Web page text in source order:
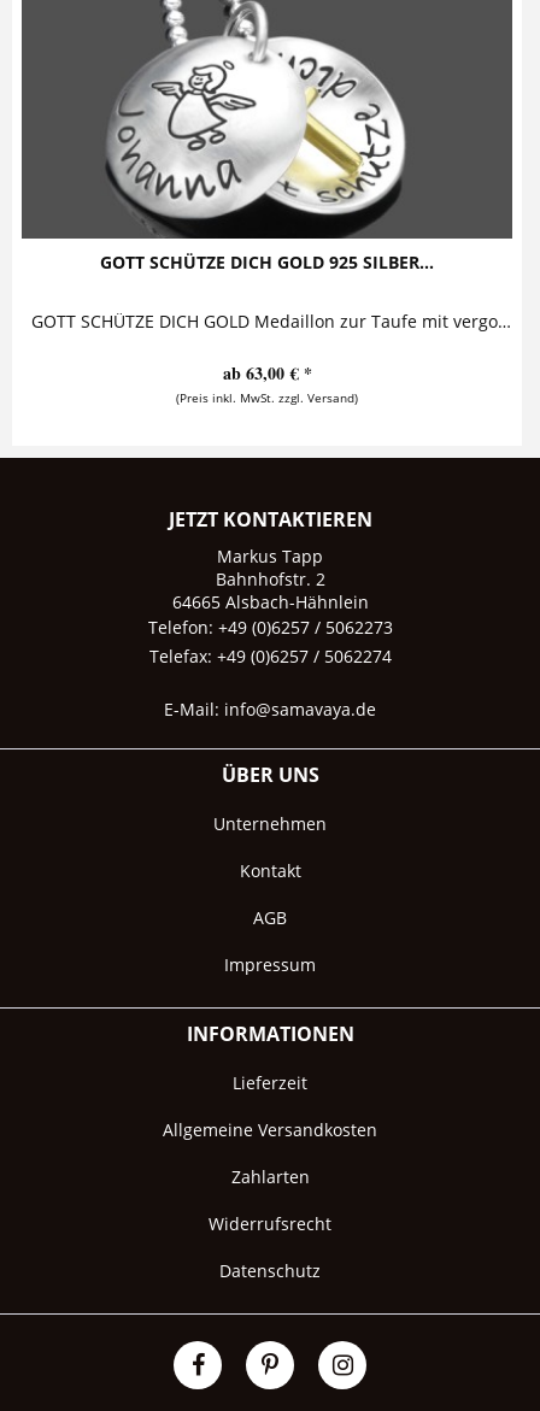
GOTT SCHÜTZE DICH GOLD 925 SILBER...
GOTT SCHÜTZE DICH GOLD Medaillon zur Taufe mit vergoldetem Kreuz Diese bezaubernde Taufkette mit Gravur besteht aus einem personalisierten...
ab 63,00 € *
(Preis inkl. MwSt. zzgl. Versand)
JETZT KONTAKTIEREN
Markus Tapp
Bahnhofstr. 2
64665 Alsbach-Hähnlein
Telefon: +49 (0)6257 / 5062273
Telefax: +49 (0)6257 / 5062274
E-Mail: info@samavaya.de
ÜBER UNS
Unternehmen
Kontakt
AGB
Impressum
INFORMATIONEN
Lieferzeit
Allgemeine Versandkosten
Zahlarten
Widerrufsrecht
Datenschutz